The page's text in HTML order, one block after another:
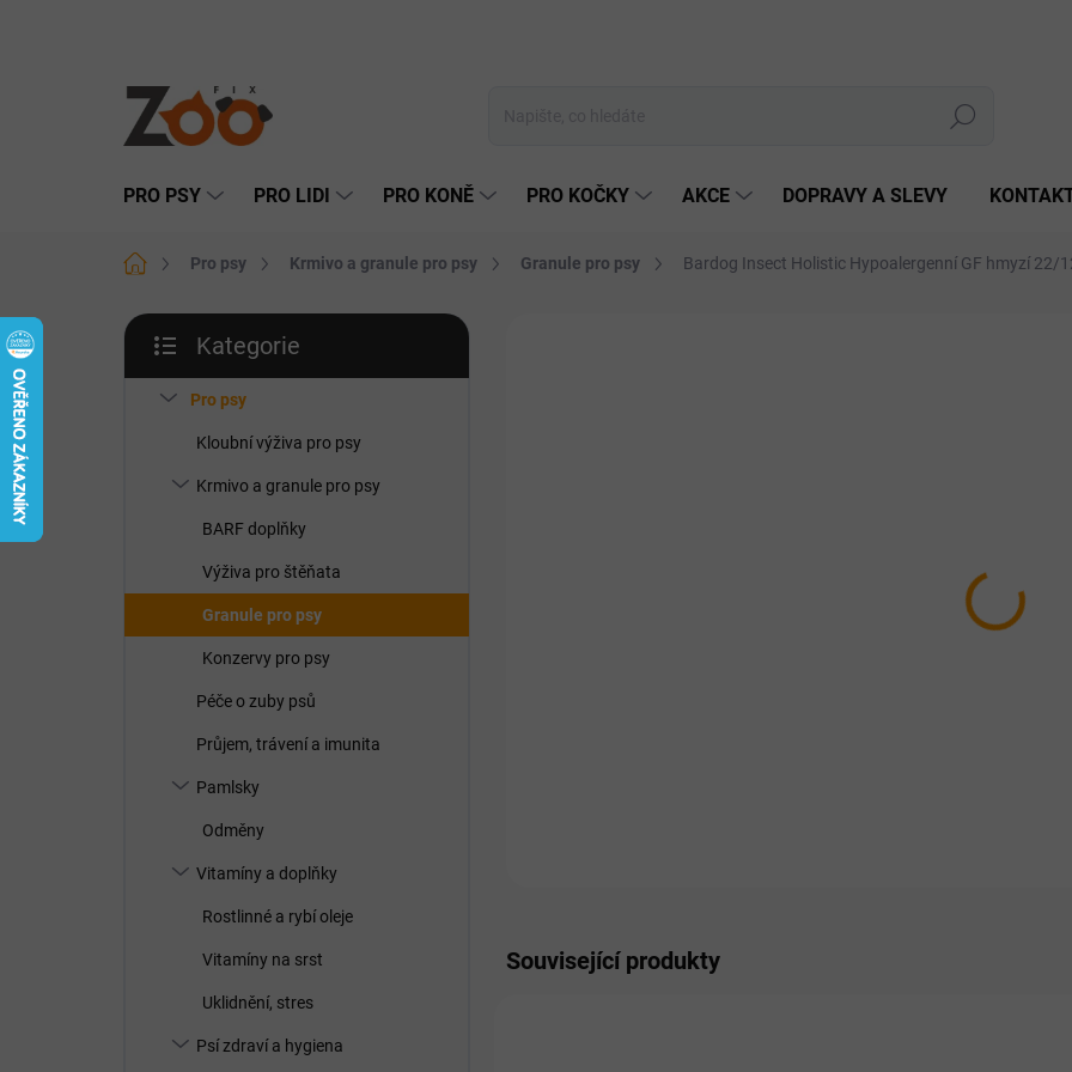
Hledat
PRO PSY PRO LIDI PRO KONĚ PRO KOČKY AKCE DOPRAVY A SLEVY
Domů Pro psy Krmivo a granule pro psy Granule pro psy Bardog Insect Holistic Hypoalergenní GF hmyzí 22/
P
s
a
e
kategorie
Kategorie
Pro psy
Kloubní výživa pro psy
Krmivo a granule pro psy
BARF doplňky
Výživa pro štěňata
Granule pro psy
Konzervy pro psy
Péče o zuby psů
Průjem, trávení a imunita
Pamlsky
Odměny
Vitamíny a doplňky
Rostlinné a rybí oleje
Vitamíny na srst
Uklidnění, stres
Psí zdraví a hygiena
Související produkty